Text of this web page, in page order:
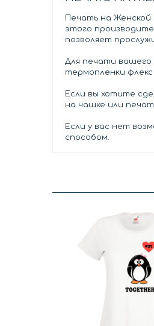
Печать на
этого
позволяет
Для печати
термопленки
Если вы хотите
на чашке или
Если у вас нет
способом.